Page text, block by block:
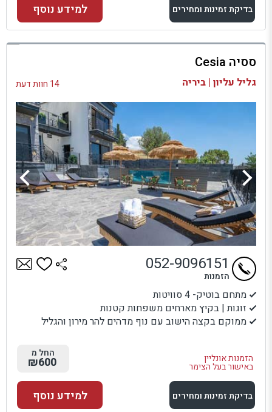
בדיקת זמינות ומחירים
למתחם זה
בדיקת זמינות ומחירים
למידע נוסף
ססיה Cesia
גליל עליון | ביריה 14 חוות דעת
מתחם בוטיק- 4 סוויטות
זוגות | בקיץ מארחים משפחות קטנות
ממוקם בקצה הישוב עם נוף מדהים להר מירון והגליל
הזמנות אונליין
באישור בעל הצימר
052-9096151
הזמנות
החל מ
₪600
בדיקת זמינות ומחירים למידע נוסף